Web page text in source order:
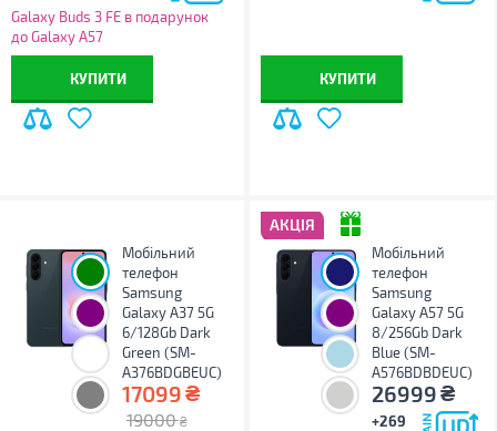
Galaxy Buds 3 FE в подарунок
до Galaxy A57
КУПИТИ КУПИТИ
Мобільний
телефон
Samsung
Galaxy A37 5G
6/128Gb Dark
Green (SM-
A376BDGBEUC)
17099₴
19000 ₴
АКЦІЯ
Мобільний
телефон
Samsung
Galaxy A57 5G
8/256Gb Dark
Blue (SM-
A576BDBDEUC)
26999₴
+269